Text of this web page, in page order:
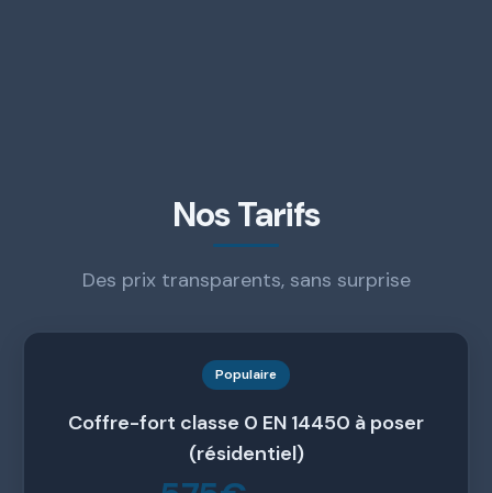
Nos Tarifs
Des prix transparents, sans surprise
Populaire
Coffre-fort classe 0 EN 14450 à poser
(résidentiel)